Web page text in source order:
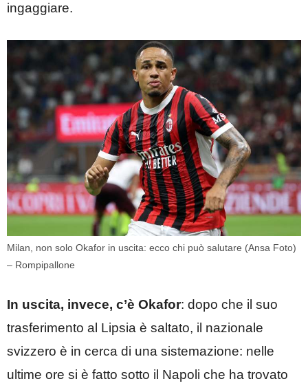
ingaggiare.
Milan, non solo Okafor in uscita: ecco chi può salutare (Ansa Foto)
– Rompipallone
In uscita, invece, c’è Okafor: dopo che il suo
trasferimento al Lipsia è saltato, il nazionale
svizzero è in cerca di una sistemazione: nelle
ultime ore si è fatto sotto il Napoli che ha trovato